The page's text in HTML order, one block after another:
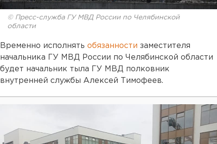
© Пресс-служба ГУ МВД России по Челябинской
области
Временно исполнять обязанности заместителя
начальника ГУ МВД России по Челябинской области
будет начальник тыла ГУ МВД полковник
внутренней службы Алексей Тимофеев.